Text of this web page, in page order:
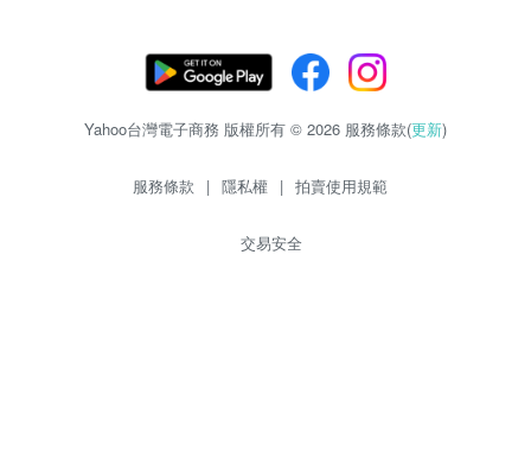
Yahoo台灣電子商務 版權所有 © 2026 服務條款(更新)
服務條款 | 隱私權 | 拍賣使用規範
交易安全